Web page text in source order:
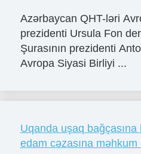
Azərbaycan QHT-ləri
prezidenti Ursula Fon
Şurasının prezidenti
Avropa Siyasi Birliyi ...
Uqanda uşaq
edam cəzasına məhkum